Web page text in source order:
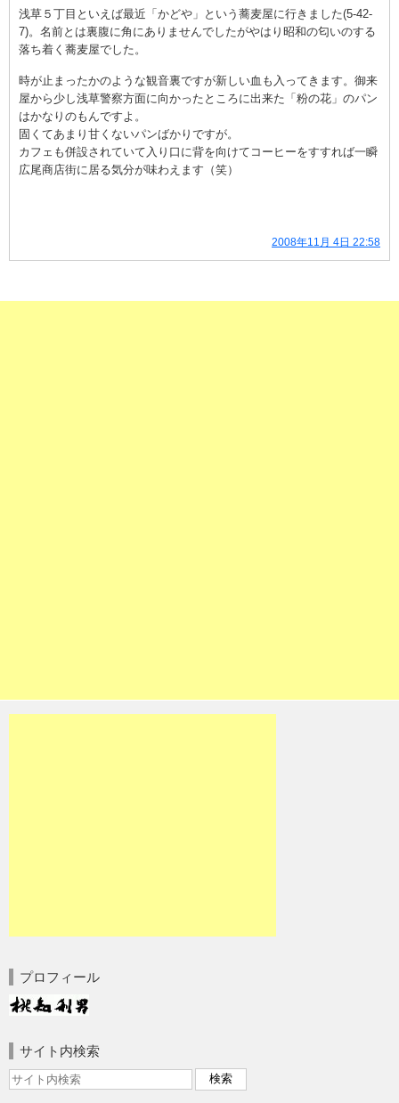
浅草５丁目といえば最近「かどや」という蕎麦屋に行きました(5-42-
7)。名前とは裏腹に角にありませんでしたがやはり昭和の匂いのする
落ち着く蕎麦屋でした。
時が止まったかのような観音裏ですが新しい血も入ってきます。御来
屋から少し浅草警察方面に向かったところに出来た「粉の花」のパン
はかなりのもんですよ。
固くてあまり甘くないパンばかりですが。
カフェも併設されていて入り口に背を向けてコーヒーをすすれば一瞬
広尾商店街に居る気分が味わえます（笑）
2008年11月 4日 22:58
プロフィール
サイト内検索